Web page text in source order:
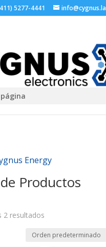
5277-4441 info@cygnus.la
Energy
Productos
2 resultados